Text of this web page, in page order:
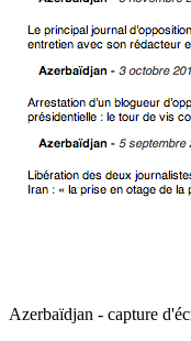
Azerbaïdjan - capture